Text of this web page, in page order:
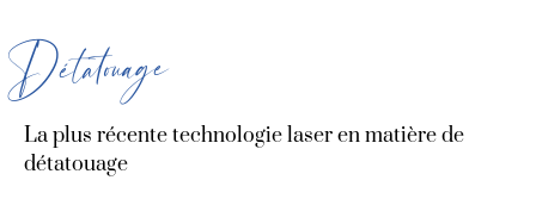
Détatouage
La plus récente technologie laser en matière de
détatouage